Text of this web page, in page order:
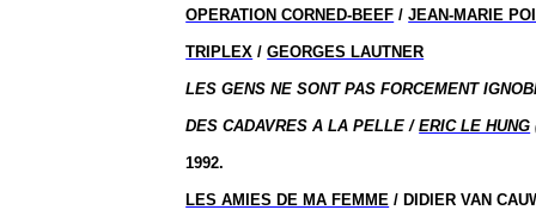
OPERATION CORNED-BEEF /JEAN-MARIE
TRIPLEX /GEORGES LAUTNER
LES GENS NE SONT PAS FORCEMENT
DES CADAVRES A LA PELLE /ERIC LE HUNG
1992.
LES AMIES DE MA FEMME / DIDIER VAN